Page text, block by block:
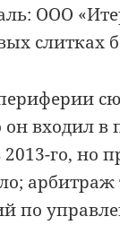
ООО
слитках
он входил
го, но
по